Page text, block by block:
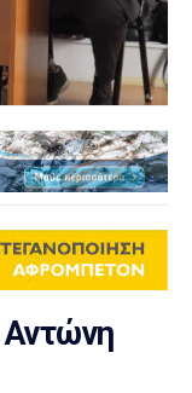
Αντώνη